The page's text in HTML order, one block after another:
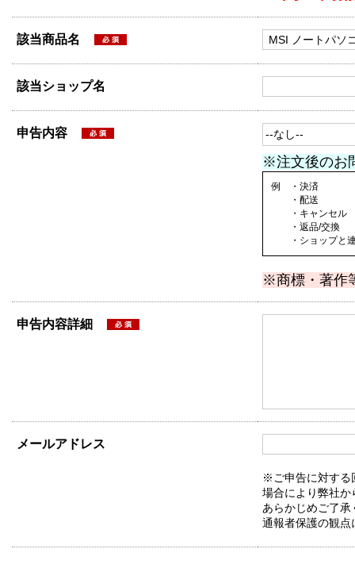
該当商品名
該当ショップ名
申告内容
※注文後のお
例 ・決済
・配送
・キャンセル
・返品/交換
・ショップと連
※商標・著作
申告内容詳細
メールアドレス
※ご申告に対する
場合により弊社か
あらかじめご了承
通報者保護の観点